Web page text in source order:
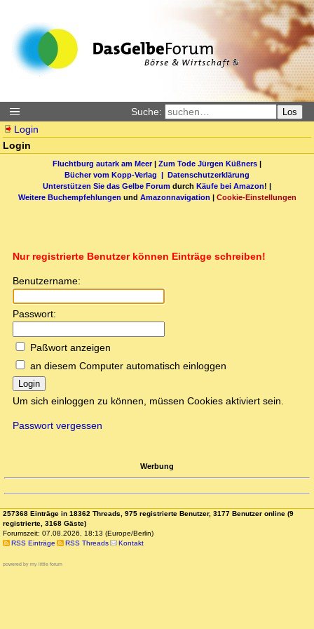
Suche: Los
Login
Login
Fluchtburg autark am Meer| Zum Tode Jürgen Küßners |
Bücher vom Kopp-Verlag | Datenschutzerklärung
Unterstützen Sie das Gelbe Forum durch Käufe bei Amazon! |
Weitere Buchempfehlungen und Amazonnavigation | Cookie-Einstellungen
Nur registrierte Benutzer können Einträge schreiben!
Benutzername:
Passwort:
Paßwort anzeigen
an diesem Computer automatisch einloggen
Login
Um sich einloggen zu können, müssen Cookies aktiviert sein.
Passwort vergessen
Werbung
257368 Einträge in 18362 Threads, 975 registrierte Benutzer, 3177 Benutzer online (9
registrierte, 3168 Gäste)
Forumszeit: 07.08.2026, 18:13 (Europe/Berlin)
RSS Einträge
RSS Threads Kontakt
powered by my little forum